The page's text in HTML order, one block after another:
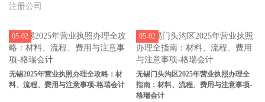
注册公司
无锡2025年营业执照办理全攻略：材
料、流程、费用与注意事项-格瑞会计
05-02
无锡门头沟区2025年营业执照办理全
指南：材料、流程、费用与注意事项-
格瑞会计
05-02